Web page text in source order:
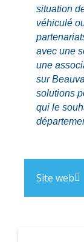
situation
véhiculé
avec une
une
sur
solutions
qui le
Site web